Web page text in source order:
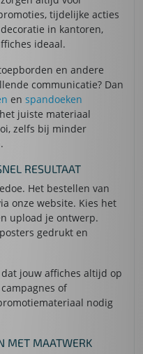
tijdelijke acties
in kantoren,
ideaal.
en andere
communicatie? Dan
en spandoeken
juiste materiaal
zelfs bij minder
RESULTAAT
Het bestellen van
onze website. Kies het
upload je ontwerp.
gedrukt en
jouw affiches altijd op
of
nodig
MET MAATWERK